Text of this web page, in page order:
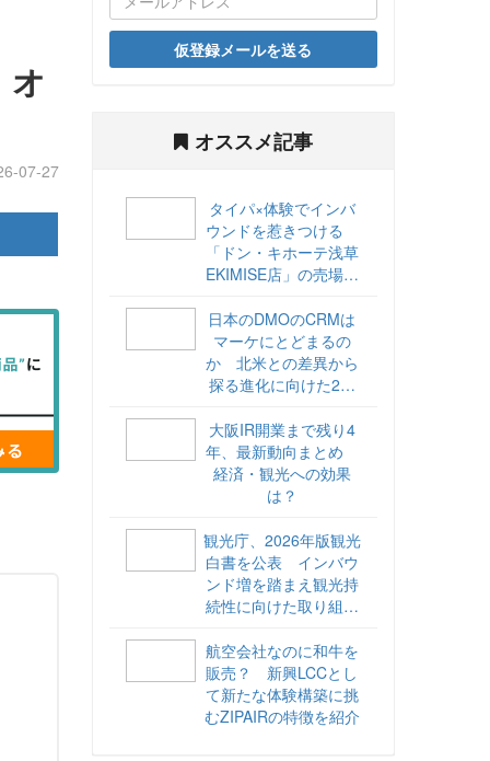
07-27
仮登録メールを送る
オススメ記事
タイパ×体験でインバ
ウンドを惹きつける
「ドン・キホーテ浅草
EKIMISE店」の売場づ
日本のDMOのCRMは
マーケにとどまるの
か 北米との差異から
探る進化に向けた2ス
海外DMOのリアル
vol.6】
大阪IR開業まで残り4
年、最新動向まとめ
経済・観光への効果
は？
観光庁、2026年版観光
白書を公表 インバウ
ンド増を踏まえ観光持
続性に向けた取り組み
航空会社なのに和牛を
販売？ 新興LCCとし
て新たな体験構築に挑
むZIPAIRの特徴を紹介